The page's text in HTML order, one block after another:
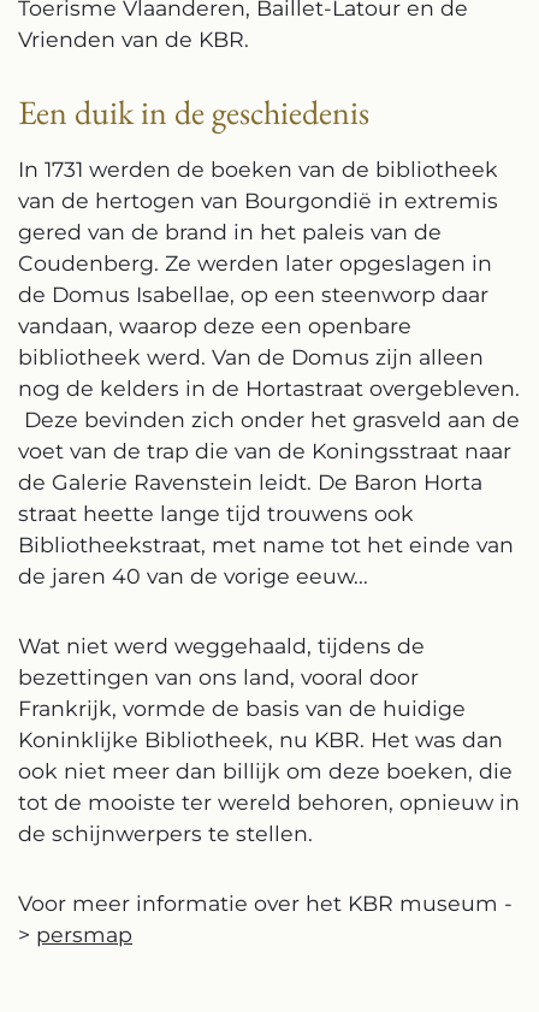
Toerisme Vlaanderen, Baillet-Latour en de
Vrienden van de KBR.
Een duik in de geschiedenis
In 1731 werden de boeken van de bibliotheek
van de hertogen van Bourgondië in extremis
gered van de brand in het paleis van de
Coudenberg. Ze werden later opgeslagen in
de Domus Isabellae, op een steenworp daar
vandaan, waarop deze een openbare
bibliotheek werd. Van de Domus zijn alleen
nog de kelders in de Hortastraat overgebleven.
Deze bevinden zich onder het grasveld aan de
voet van de trap die van de Koningsstraat naar
de Galerie Ravenstein leidt. De Baron Horta
straat heette lange tijd trouwens ook
Bibliotheekstraat, met name tot het einde van
de jaren 40 van de vorige eeuw...
Wat niet werd weggehaald, tijdens de
bezettingen van ons land, vooral door
Frankrijk, vormde de basis van de huidige
Koninklijke Bibliotheek, nu KBR. Het was dan
ook niet meer dan billijk om deze boeken, die
tot de mooiste ter wereld behoren, opnieuw in
de schijnwerpers te stellen.
Voor meer informatie over het KBR museum -
> persmap